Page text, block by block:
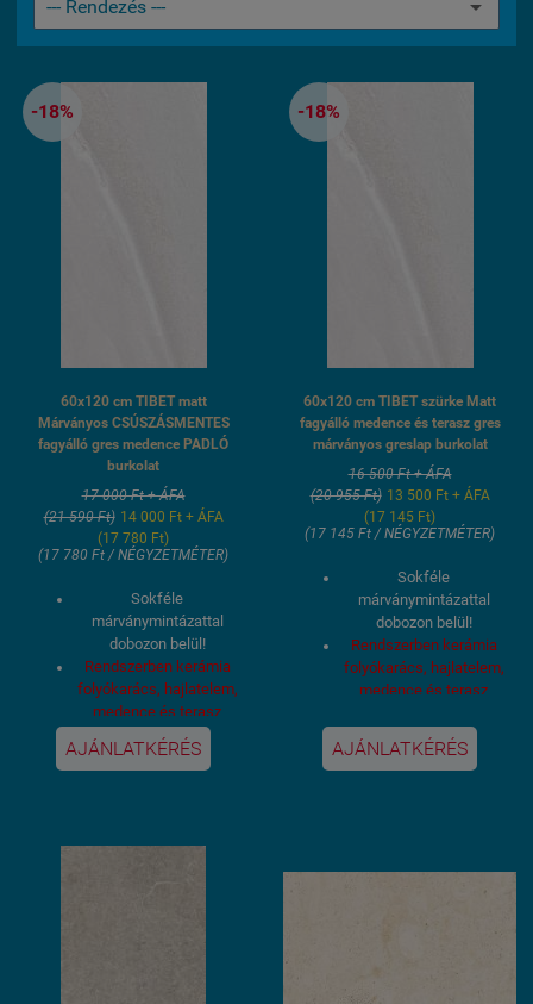
-18%
60x120 cm TIBET matt
Márványos CSÚSZÁSMENTES
fagyálló gres medence PADLÓ
burkolat
17 000 Ft + ÁFA
(21 590 Ft) 14 000 Ft + ÁFA
(17 780 Ft)
(17 780 Ft / NÉGYZETMÉTER)
Sokféle
márványmintázattal
dobozon belül!
Rendszerben kerámia
folyókarács, hajlatelem,
medence és terasz
burkolat ugyanebből a
mintázatból és színből.
WELLNESS-TERASZ-
AJÁNLATKÉRÉS
-18%
60x120 cm TIBET szürke Matt
fagyálló medence és terasz gres
márványos greslap burkolat
16 500 Ft + ÁFA
(20 955 Ft) 13 500 Ft + ÁFA
(17 145 Ft)
(17 145 Ft / NÉGYZETMÉTER)
Sokféle
márványmintázattal
dobozon belül!
Rendszerben kerámia
folyókarács, hajlatelem,
medence és terasz
mintázatból és színből.
UNIVERZÁLIS
UV. álló burkolat
készült spanyol burkolat
AJÁNLATKÉRÉS